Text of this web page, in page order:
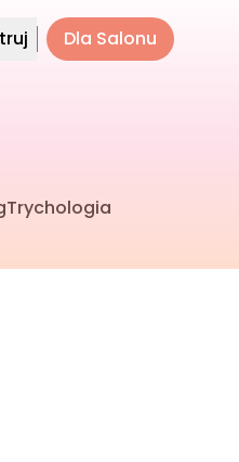
Dla Salonu
Trychologia